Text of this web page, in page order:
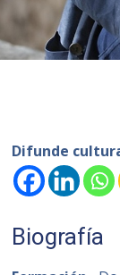
Difunde
Biografía